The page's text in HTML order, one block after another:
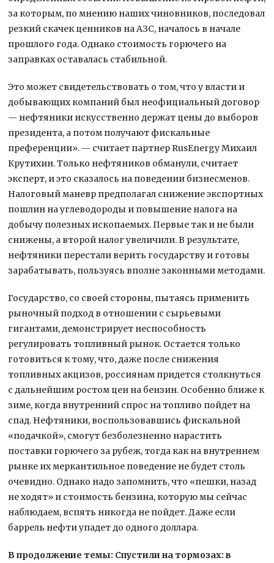
за которым, по мнению наших чиновников, последовал
резкий скачек ценников на АЗС, началось в начале
прошлого года. Однако стоимость горючего на
заправках оставалась стабильной.
Это может свидетельствовать о том, что у власти и
добывающих компаний был неофициальный договор
— нефтяники искусственно держат цены до выборов
президента, а потом получают фискальные
преференции». — считает партнер RusEnergy Михаил
Крутихин. Только нефтяников обманули, считает
эксперт, и это сказалось на поведении бизнесменов.
Налоговый маневр предполагал снижение экспортных
пошлин на углеводороды и повышение налога на
добычу полезных ископаемых. Первые так и не были
снижены, а второй налог увеличили. В результате,
нефтяники перестали верить государству и готовы
зарабатывать, пользуясь вполне законными методами.
Государство, со своей стороны, пытаясь применить
рыночный подход в отношении с сырьевыми
гигантами, демонстрирует неспособность
регулировать топливный рынок. Остается только
готовиться к тому, что, даже после снижения
топливных акцизов, россиянам придется столкнуться
с дальнейшим ростом цен на бензин. Особенно ближе к
зиме, когда внутренний спрос на топливо пойдет на
спад. Нефтяники, воспользовавшись фискальной
«подачкой», смогут безболезненно нарастить
поставки горючего за рубеж, тогда как на внутреннем
рынке их меркантильное поведение не будет столь
очевидно. Однако надо запомнить, что «пешки, назад
не ходят» и стоимость бензина, которую мы сейчас
наблюдаем, вспять никогда не пойдет. Даже если
баррель нефти упадет до одного доллара.
В продолжение темы: Спустили на тормозах: в